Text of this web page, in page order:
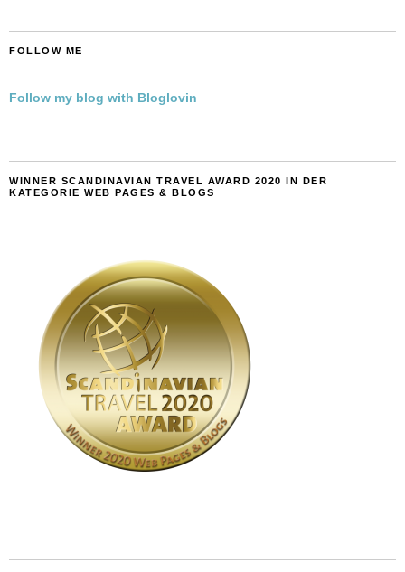
FOLLOW ME
Follow my blog with Bloglovin
WINNER SCANDINAVIAN TRAVEL AWARD 2020 IN DER
KATEGORIE WEB PAGES & BLOGS